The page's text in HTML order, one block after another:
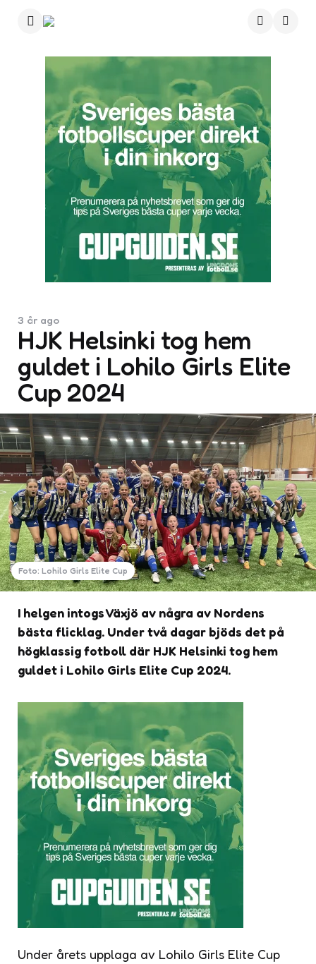
Foto: Lohilo Girls Elite Cup
HJK Helsinki tog hem
guldet i Lohilo Girls Elite
Cup 2024
3 år ago
I helgen intogs Växjö av några av Nordens
bästa flicklag. Under två dagar bjöds det på
högklassig fotboll där HJK Helsinki tog hem
guldet i Lohilo Girls Elite Cup 2024.
Under årets upplaga av Lohilo Girls Elite Cup